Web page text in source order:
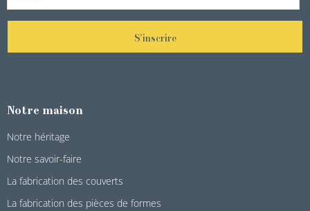
S'inscrire
Notre maison
Notre héritage
Notre savoir-faire
La fabrication des couverts
La fabrication des pièces de formes